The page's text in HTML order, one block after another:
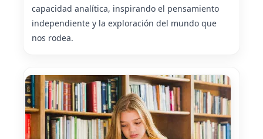
capacidad analítica, inspirando el pensamiento
independiente y la exploración del mundo que
nos rodea.